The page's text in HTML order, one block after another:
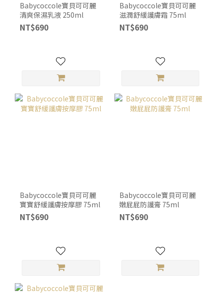
Babycoccole寶貝可可麗
清爽保濕乳液 250ml
NT$690
Babycoccole寶貝可可麗
滋潤舒緩護膚霜 75ml
NT$690
Babycoccole寶貝可可麗
寶寶舒緩護膚按摩膠 75ml
NT$690
Babycoccole寶貝可可麗
嫩屁屁防護膏 75ml
NT$690